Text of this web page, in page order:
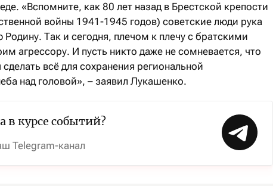
«Вспомните, как 80 лет назад в Брестской крепости
войны 1941-1945 годов) советские люди рука
Так и сегодня, плечом к плечу с братскими
агрессору. И пусть никто даже не сомневается, что
всё для сохранения региональной
над головой», – заявил Лукашенко.
в курсе событий?
Telegram-канал